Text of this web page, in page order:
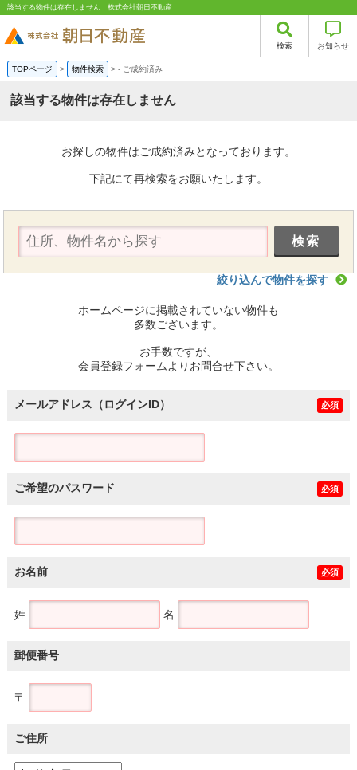
該当する物件は存在しません｜株式会社朝日不動産
検索 お知らせ
TOPページ > 物件検索 >- ご成約済み
該当する物件は存在しません
お探しの物件はご成約済みとなっております。
下記にて再検索をお願いたします。
絞り込んで物件を探す
ホームページに掲載されていない物件も
多数ございます。
お手数ですが、
会員登録フォームよりお問合せ下さい。
メールアドレス（ログインID） 必須
ご希望のパスワード 必須
お名前 必須
姓 名
郵便番号
〒
ご住所